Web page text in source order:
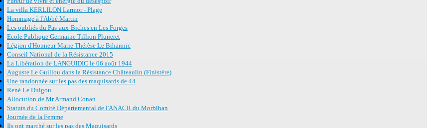
La villa KERLILON Larmor - Plage
Hommage à l'Abbé Martin
Les oubliés du Pas-aux-Biches en Les Forges
Ecole Publique Germaine Tillion Pluneret
Légion d'Honneur Marie Thérèse Le Bihannic
Conseil National de la Résistance 2015
La Libération de LANGUIDIC le 06 août 1944
Auguste Le Guillou dans la Résistance Châteaulin (Finistère)
Une randonnée sur les pas des maquisards de 44
René Le Duigou
Allocution de Mr Armand Conan
Statuts du Comité Départemental de l'ANACR du Morbihan
Journée de la Femme
Ils ont marché sur les pas des Maquisards